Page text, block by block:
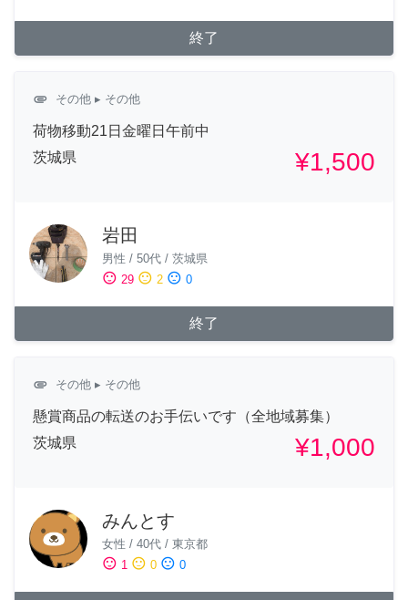
終了
attachment その他 ▸ その他
荷物移動21日金曜日午前中
茨城県
¥1,500
岩田
男性 / 50代 / 茨城県
sentiment_satisfied 29 sentiment_neutral 2 sentiment_dissatisfied 0
終了
attachment その他 ▸ その他
懸賞商品の転送のお手伝いです（全地域募集）
茨城県
¥1,000
みんとす
女性 / 40代 / 東京都
sentiment_satisfied 1 sentiment_neutral 0 sentiment_dissatisfied 0